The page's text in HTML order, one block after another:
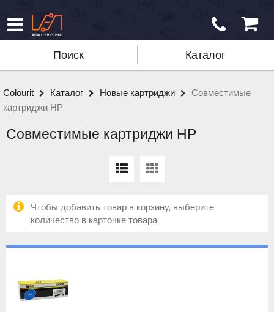
Поиск Каталог
Colourit Каталог Новые картриджи
Совместимые
картриджи HP
Совместимые картриджи HP
Чтобы добавить товар в корзину, выберите
количество в карточке товара